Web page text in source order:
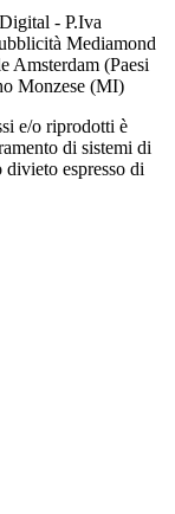
- P.Iva
Mediamond
Amsterdam (Paesi
Monzese (MI)
e/o riprodotti è
di sistemi di
espresso di